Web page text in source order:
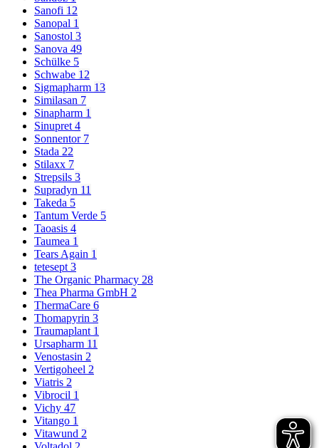
Sanofi 12
Sanopal 1
Sanostol 3
Sanova 49
Schülke 5
Schwabe 12
Sigmapharm 13
Similasan 7
Sinapharm 1
Sinupret 4
Sonnentor 7
Stada 22
Stilaxx 7
Strepsils 3
Supradyn 11
Takeda 5
Tantum Verde 5
Taoasis 4
Taumea 1
Tears Again 1
tetesept 3
The Organic Pharmacy 28
Thea Pharma GmbH 2
ThermaCare 6
Thomapyrin 3
Traumaplant 1
Ursapharm 11
Venostasin 2
Vertigoheel 2
Viatris 2
Vibrocil 1
Vichy 47
Vitango 1
Vitawund 2